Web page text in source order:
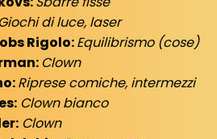
Giochi di luce, laser
Rigolo:Equilibrismo (cose)
Clown
Riprese comiche, intermezzi
Clown bianco
Clown